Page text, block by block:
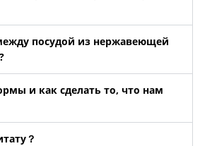
посудой из нержавеющей
и как сделать то, что нам
？